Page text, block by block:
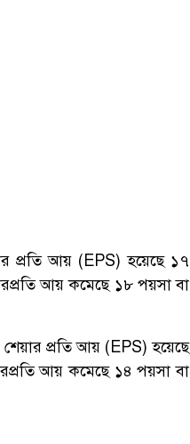
প্রতি আয় (EPS) হয়েছে ১৭
আয় কমেছে ১৮ পয়সা বা
শেয়ার প্রতি আয় (EPS) হয়েছে
আয় কমেছে ১৪ পয়সা বা